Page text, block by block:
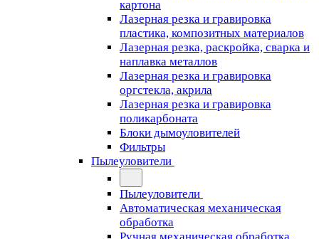
картона
Лазерная резка и гравировка
пластика, композитных материалов
Лазерная резка, раскройка, сварка и
наплавка металлов
Лазерная резка и гравировка
оргстекла, акрила
Лазерная резка и гравировка
поликарбоната
Блоки дымоуловителей
Фильтры
Пылеуловители
Пылеуловители
Автоматическая механическая
обработка
Ручная механическая обработка,